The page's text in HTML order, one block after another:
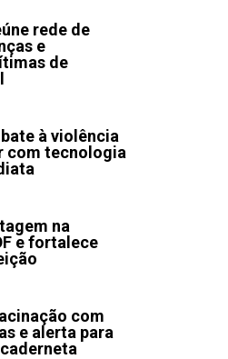
rede de
e
de
à violência
com tecnologia
na
e fortalece
com
e alerta para